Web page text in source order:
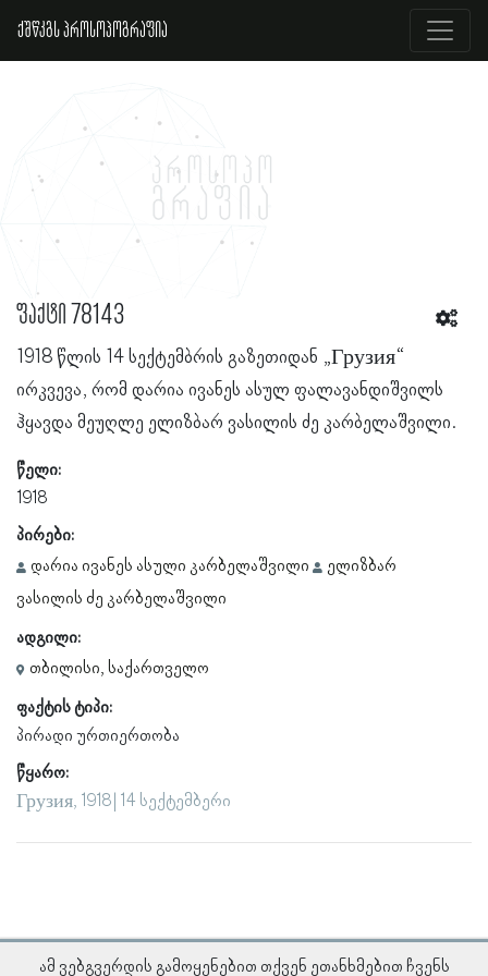
ქშწკგს პროსოპოგრაფია
ფაქტი 78143
1918 წლის 14 სექტემბრის გაზეთიდან „Грузия“
ირკვევა, რომ დარია ივანეს ასულ ფალავანდიშვილს
ჰყავდა მეუღლე ელიზბარ ვასილის ძე კარბელაშვილი.
წელი:
1918
პირები:
დარია ივანეს ასული კარბელაშვილი
ელიზბარ
ვასილის ძე კარბელაშვილი
ადგილი:
თბილისი, საქართველო
ფაქტის ტიპი:
პირადი ურთიერთობა
წყარო:
Грузия, 1918 | 14 სექტემბერი
ამ ვებგვერდის გამოყენებით თქვენ ეთანხმებით ჩვენს